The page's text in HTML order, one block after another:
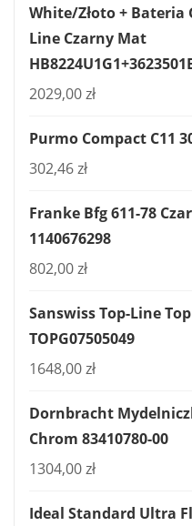
White/Złoto + Bateria
Line Czarny Mat
2029,00zł
Purmo Compact C11
302,46zł
Franke Bfg 611-78
1140676298
802,00zł
Sanswiss Top-Line
TOPG07505049
1648,00zł
Dornbracht
Chrom 83410780-00
1304,00zł
Ideal Standard Ultra